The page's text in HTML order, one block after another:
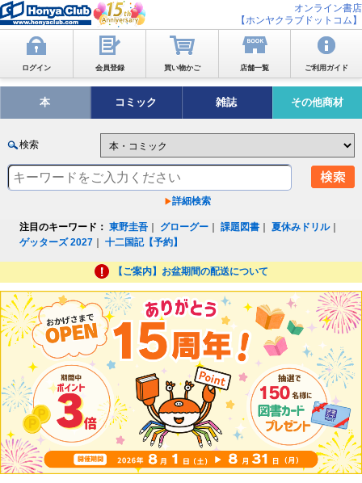
オンライン書店
【ホンヤクラブドットコム】
ログイン 会員登録 買い物かご 店舗一覧 ご利用ガイド
本 コミック 雑誌 その他商材
検索
詳細検索
注目のキーワード： 東野圭吾 グローグー ｜課題図書 ｜夏休みドリル｜
ゲッターズ 2027 ｜十二国記【予約】
【ご案内】お盆期間の配送について